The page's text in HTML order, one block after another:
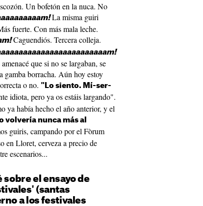
Un bofetón en la nuca. No
La misma guiri
fuerte. Con más mala leche.
Caguendiós. Tercera colleja.
que si no se largaban, se
gamba borracha. Aún hoy estoy
o no. "Lo siento. Mí-ser-
idiota, pero ya os estáis largando".
ya había hecho el año anterior, y el
volvería nunca más al
guiris, campando por el Fòrum
en Lloret, cerveza a precio de
escenarios...
sobre el ensayo de
(santas
a los festivales